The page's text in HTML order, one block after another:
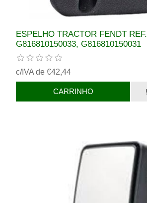
ESPELHO TRACTOR FENDT REF.
G816810150033, G816810150031
c/IVA de €42,44